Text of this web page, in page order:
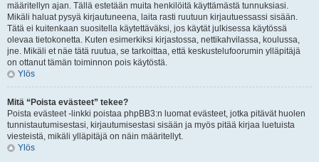
määritellyn ajan. Tällä estetään muita henkilöitä käyttämästä tunnuksiasi.
Mikäli haluat pysyä kirjautuneena, laita rasti ruutuun kirjautuessassi sisään.
Tätä ei kuitenkaan suositella käytettäväksi, jos käytät julkisessa käytössä
olevaa tietokonetta. Kuten esimerkiksi kirjastossa, nettikahvilassa, koulussa,
jne. Mikäli et näe tätä ruutua, se tarkoittaa, että keskustelufoorumin ylläpitäjä
on ottanut tämän toiminnon pois käytöstä.
Ylös
Mitä “Poista evästeet” tekee?
Poista evästeet -linkki poistaa phpBB3:n luomat evästeet, jotka pitävät huolen
tunnistautumisestasi, kirjautumisestasi sisään ja myös pitää kirjaa luetuista
viesteistä, mikäli ylläpitäjä on näin määritellyt.
Ylös